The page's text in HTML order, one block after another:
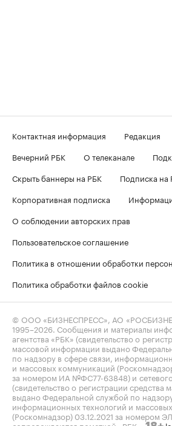
Контактная информация Редакция
Вечерний РБК
О телеканале
Скрыть баннеры на РБК
Подписка на
Корпоративная подписка
О соблюдении авторских прав
Пользовательское соглашение
Политика в отношении обработки
Политика обработки файлов cookie
© ООО «БИЗНЕСПРЕСС», АО
1995–2026 . Сообщения и материалы
агентства «РБК» (свидетельство о
массовой информации выдано
по надзору в сфере связи,
и массовых коммуникаций
за номером ИА №ФС77-63848) и
(свидетельство о регистрации
выдано Федеральной службой по
информационных технологий и
(Роскомнадзор) 03.12.2021 за номером